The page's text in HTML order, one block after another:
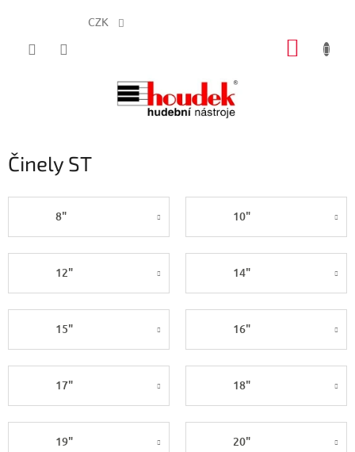
CZK
Činely ST
8" 10"
12" 14"
15" 16"
17" 18"
19" 20"